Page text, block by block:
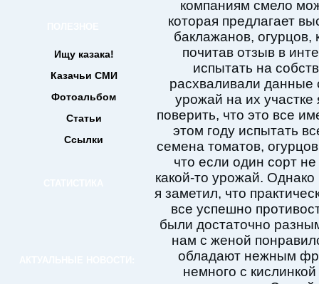
Ищу казака!
Казачьи СМИ
Фотоальбом
Статьи
Ссылки
компаниям смело
которая предлагает
баклажанов,
почитав отзыв в
испытать на
расхваливали данные
урожай на их
поверить, что это все
этом году испытать
семена томатов,
что если один сорт не
какой-то урожай.
я заметил, что
все успешно
были достаточно
нам с женой
обладают нежным
немного с